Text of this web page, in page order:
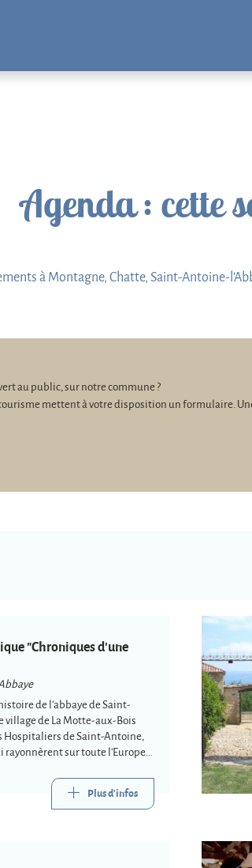
Agenda: cette
à Montagne, Chatte, Saint-Antoine-
au public, sur notre commune ?
mettent à votre disposition un formulaire.
"Chroniques d'une
de l'abbaye de Saint-
de La Motte-aux-Bois
Hospitaliers de Saint-Antoine,
rayonnèrent sur toute l'Europe
Plus d'infos